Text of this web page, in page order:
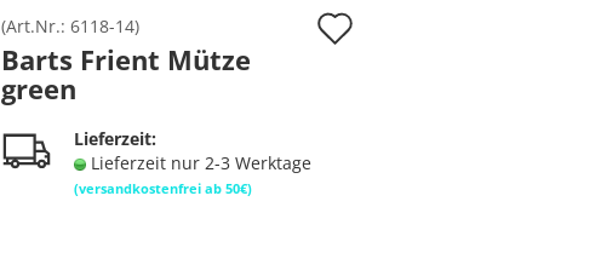
Konto erstellen
(Art.Nr.: 6118-14)
Barts Frient Mütze
green
Lieferzeit:
Lieferzeit nur 2-3 Werktage
(versandkostenfrei ab 50€)